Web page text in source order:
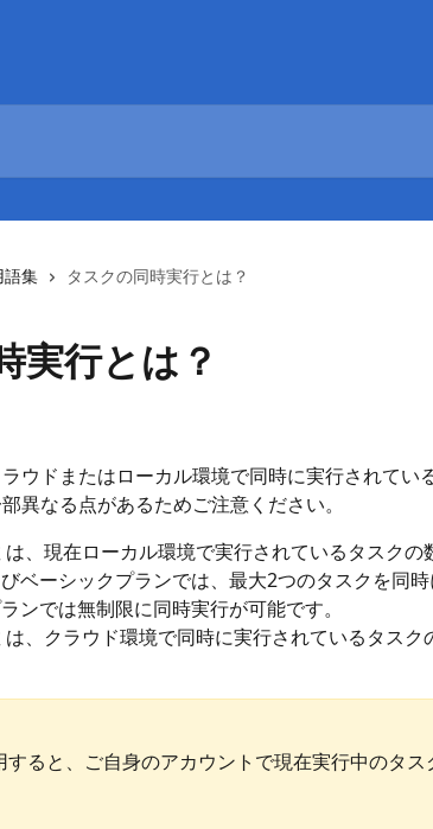
語集 タスクの同時実行とは？
実行とは？
ウドまたはローカル環境で同時に実行されてい
異なる点があるためご注意ください。
、現在ローカル環境で実行されているタスクの
ベーシックプランでは、最大2つのタスクを同時
ンでは無制限に同時実行が可能です。
、クラウド環境で同時に実行されているタスク
すると、ご自身のアカウントで現在実行中のタス